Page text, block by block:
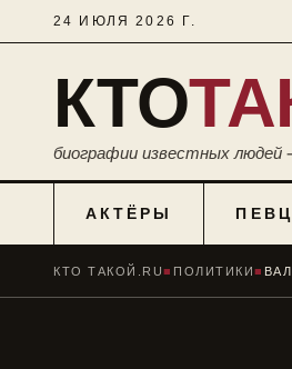
24 ИЮЛЯ 2026 Г.
КТО
биографии известных
АКТЁРЫ
КТО ТАКОЙ.RU■ ПОЛИТИКИ■